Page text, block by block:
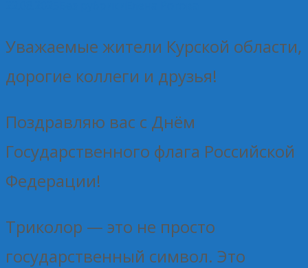
Уважаемые жители Курской области,
дорогие коллеги и друзья!
Поздравляю вас с Днём
Государственного флага Российской
Федерации!
Триколор — это не просто
государственный символ. Это